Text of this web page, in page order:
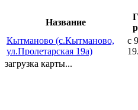
Название
Кытманово (с.Кытманово,
ул.Пролетарская 19а)
с
загрузка карты...